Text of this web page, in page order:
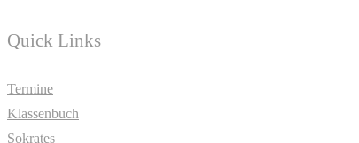
Quick Links
Termine
Klassenbuch
Sokrates